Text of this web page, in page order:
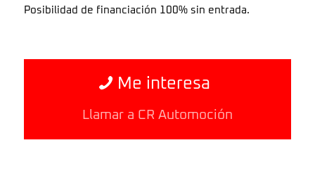
Posibilidad de financiación 100% sin entrada.
Me interesa
Llamar a CR Automoción